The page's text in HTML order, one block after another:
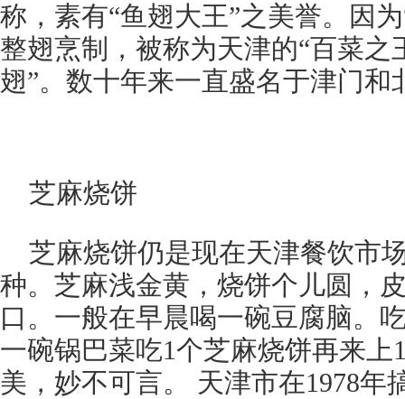
称，素有“鱼翅大王”之美誉。因
整翅烹制，被称为天津的“百菜之
翅”。数十年来一直盛名于津门和
芝麻烧饼
芝麻烧饼仍是现在天津餐饮市
种。芝麻浅金黄，烧饼个儿圆，
口。一般在早晨喝一碗豆腐脑。
一碗锅巴菜吃1个芝麻烧饼再来上
美，妙不可言。 天津市在1978年